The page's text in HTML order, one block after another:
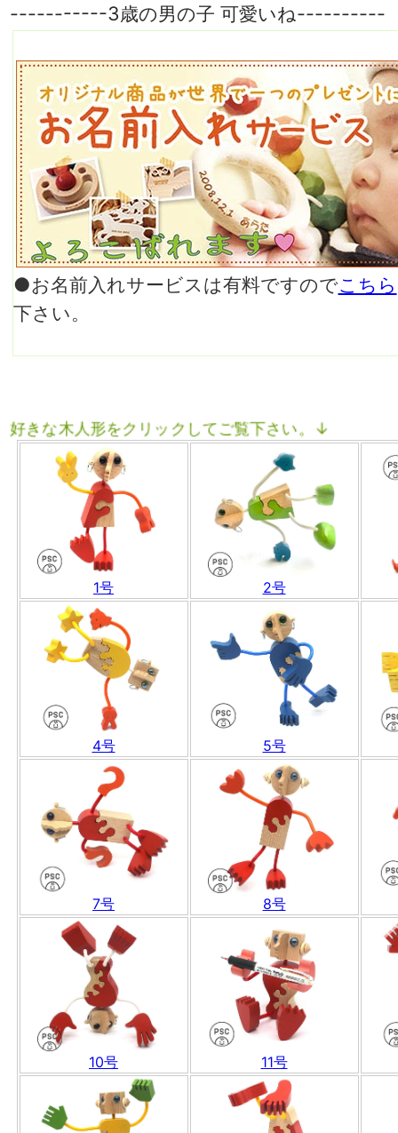
-----------3歳の男の子 可愛いね----------
●お名前入れサービスは有料ですのでこちら
下さい。
をクリックしてご覧下さい。↓
1号 2号
4号 5号
7号 8号
10号 11号